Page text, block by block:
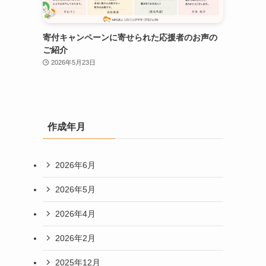
寄付キャンペーンに寄せられた応援者のお声の
ご紹介
2026年5月23日
作成年月
2026年6月
2026年5月
2026年4月
2026年2月
2025年12月